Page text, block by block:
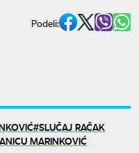
Podeli:
SLUČAJ RAČAK
MARINKOVIĆ